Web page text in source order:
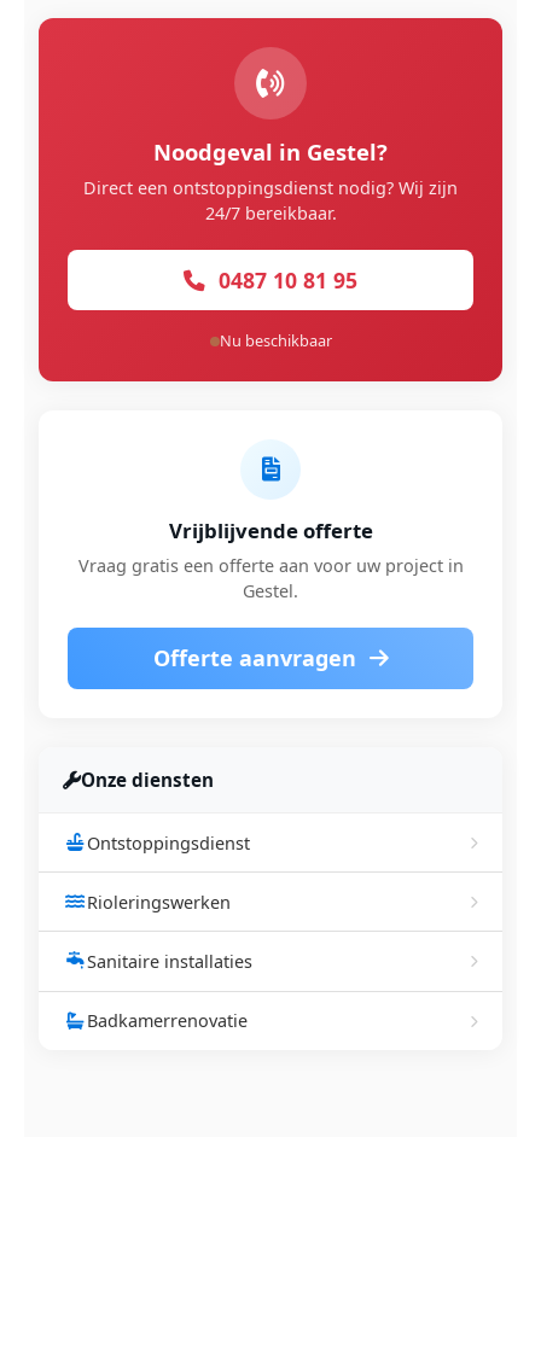
Noodgeval in Gestel?
Direct een ontstoppingsdienst nodig? Wij zijn
24/7 bereikbaar.
0487 10 81 95
Nu beschikbaar
Vrijblijvende offerte
Vraag gratis een offerte aan voor uw project in
Gestel.
Offerte aanvragen
Onze diensten
Ontstoppingsdienst
Rioleringswerken
Sanitaire installaties
Badkamerrenovatie